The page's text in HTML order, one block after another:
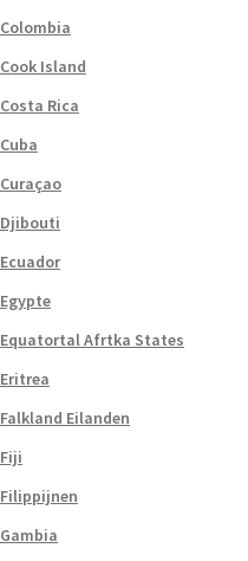
Colombia
Cook Island
Costa Rica
Cuba
Curaçao
Djibouti
Ecuador
Egypte
Equatortal Afrtka States
Eritrea
Falkland Eilanden
Fiji
Filippijnen
Gambia